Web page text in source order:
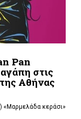
Pan
στις
Αθήνας
«Μαρμελάδα κεράσι»